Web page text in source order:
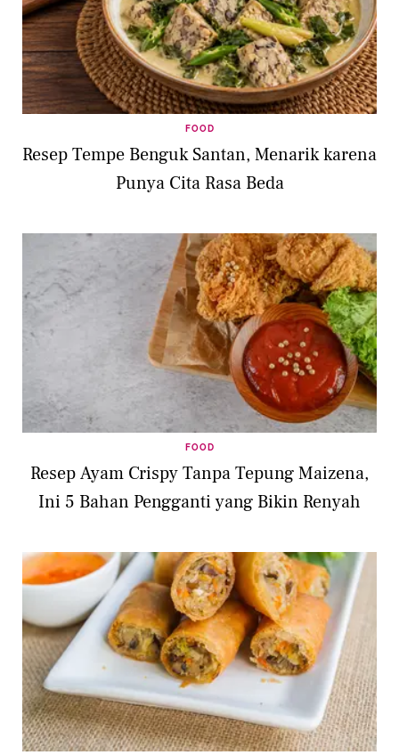
FOOD
Resep Tempe Benguk Santan, Menarik karena
Punya Cita Rasa Beda
FOOD
Resep Ayam Crispy Tanpa Tepung Maizena,
Ini 5 Bahan Pengganti yang Bikin Renyah